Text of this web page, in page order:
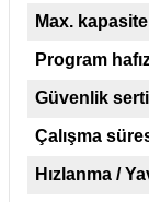
Max. kapasite
Program
Güvenlik
Çalışma
Hızlanma /